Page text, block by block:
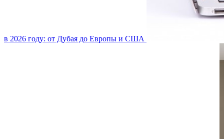
в 2026 году: от Дубая до Европы и США